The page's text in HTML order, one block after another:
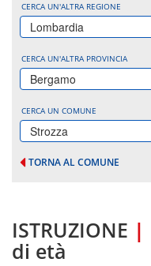
CERCA UN'ALTRA REGIONE
Lombardia
CERCA UN'ALTRA PROVINCIA
Bergamo
CERCA UN COMUNE
Strozza
TORNA AL COMUNE
ISTRUZIONE |
di età